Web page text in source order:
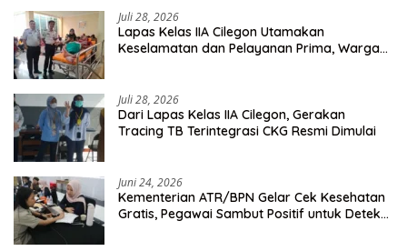
Juli 28, 2026
Lapas Kelas IIA Cilegon Utamakan
Keselamatan dan Pelayanan Prima, Warga
Juli 28, 2026
Dari Lapas Kelas IIA Cilegon, Gerakan
Tracing TB Terintegrasi CKG Resmi Dimulai
Juni 24, 2026
Kementerian ATR/BPN Gelar Cek Kesehatan
Gratis, Pegawai Sambut Positif untuk Deteksi